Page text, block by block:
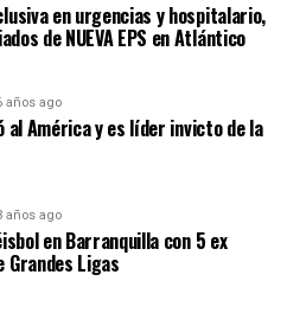
en urgencias y hospitalario,
de NUEVA EPS en Atlántico
años ago
al América y es líder invicto de la
años ago
en Barranquilla con 5 ex
Grandes Ligas